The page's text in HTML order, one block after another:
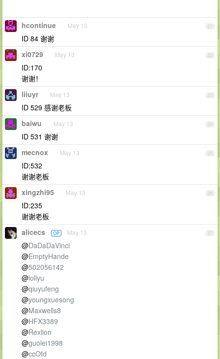
21
hcontinue May 13
ID 84 谢谢
22
xi0729 May 13
ID:170
谢谢！
23
liiuyr May 13
ID 529 感谢老板
24
baiwu May 13
ID 531 谢谢
25
mecnox May 13
ID:532
谢谢老板
26
xingzhi95 May 13
ID:235
谢谢老板
27
alicecs OP May 13
@DaDaDaVinci
@EmptyHande
@502056142
@loliyu
@qiuyufeng
@youngxuesong
@Maxwells8
@HFX3389
@Rexlion
@guolei1998
@ccOfd